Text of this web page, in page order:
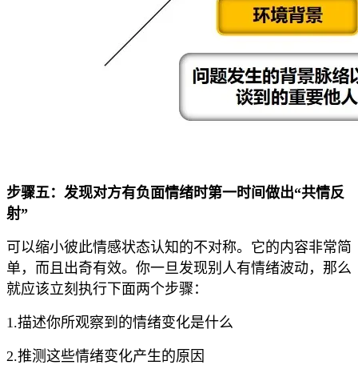
步骤五：发现对方有负面情绪时第一时间做出“共情反
射”
可以缩小彼此情感状态认知的不对称。它的内容非常简
单，而且出奇有效。你一旦发现别人有情绪波动，那么
就应该立刻执行下面两个步骤：
1.描述你所观察到的情绪变化是什么
2.推测这些情绪变化产生的原因